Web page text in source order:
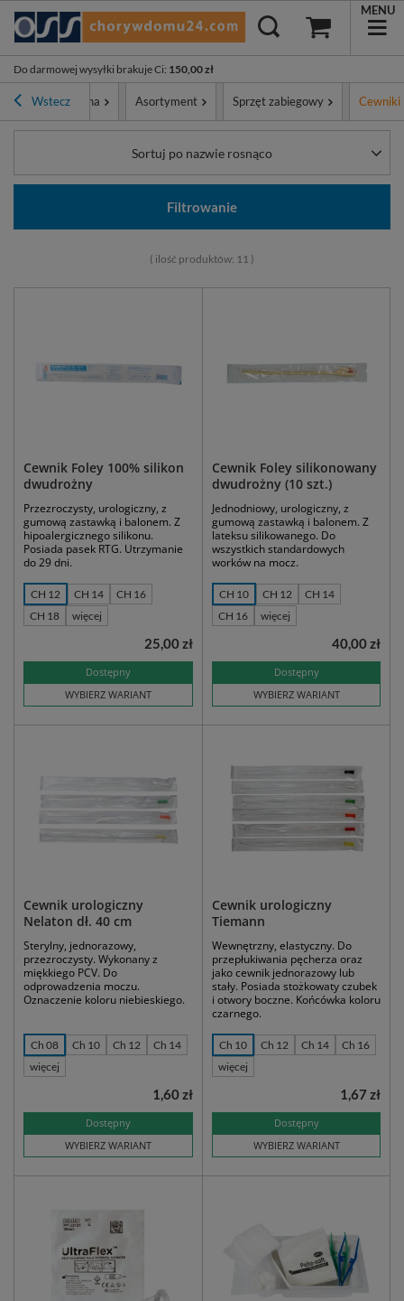
Do darmowej wysyłki brakuje Ci: 150,00 zł
MENU
Wstecz
Strona główna Asortyment Sprzęt zabiegowy Cewniki
Sortuj po nazwie rosnąco
Filtrowanie
( ilość produktów: 11 )
Cewnik Foley 100% silikon
dwudrożny
Przezroczysty, urologiczny, z
gumową zastawką i balonem. Z
hipoalergicznego silikonu.
Posiada pasek RTG. Utrzymanie
do 29 dni.
CH 12 CH 14
CH 16
CH 18
więcej
Dostępny
WYBIERZ WARIANT
25,00 zł
Cewnik Foley silikonowany
dwudrożny (10 szt.)
Jednodniowy, urologiczny, z
gumową zastawką i balonem. Z
lateksu silikowanego. Do
wszystkich standardowych
worków na mocz.
CH 10 CH 12
CH 14
CH 16
więcej
Dostępny
WYBIERZ WARIANT
40,00 zł
Cewnik urologiczny
Nelaton dł. 40 cm
Sterylny, jednorazowy,
przezroczysty. Wykonany z
miękkiego PCV. Do
odprowadzenia moczu.
Oznaczenie koloru niebieskiego.
Ch 08 Ch 10 Ch 12
Ch 14
więcej
Dostępny
WYBIERZ WARIANT
1,60 zł
Cewnik urologiczny
Tiemann
Wewnętrzny, elastyczny. Do
przepłukiwania pęcherza oraz
jako cewnik jednorazowy lub
stały. Posiada stożkowaty czubek
i otwory boczne. Końcówka koloru
czarnego.
Ch 10 Ch 12 Ch 14
Ch 16
więcej
Dostępny
WYBIERZ WARIANT
1,67 zł